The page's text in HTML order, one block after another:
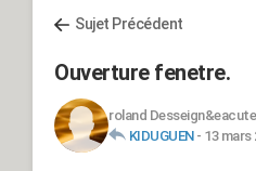
Sujet Précédent
Ouverture fenetre.
roland
KIDUGUEN- 13 mars